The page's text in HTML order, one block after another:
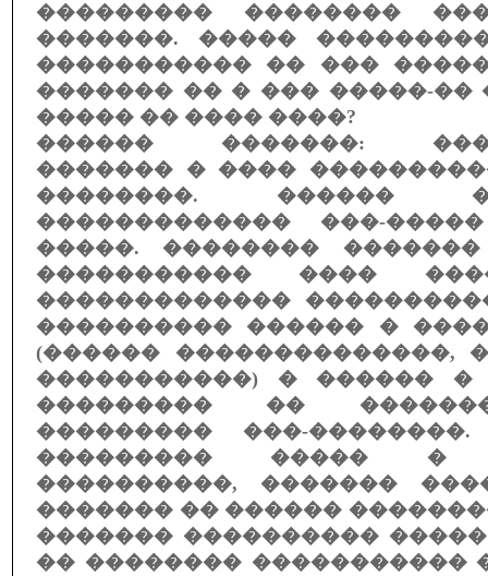
��������� ��������
�������. �����
����������� �� ���
������� �� � ��� �����-��
����� �� ���� ����?
������ �������:
������� � ����
��������. ������
������������� ���-
�����. ��������
����������� ����
�������������
���������� ������ �
(������ ��������������,
�����������) � ������ �
��������� ��
��������� ���-
��������� ����� �
����������, �������
������� �� ������
������� ����������
�� �������� �����������